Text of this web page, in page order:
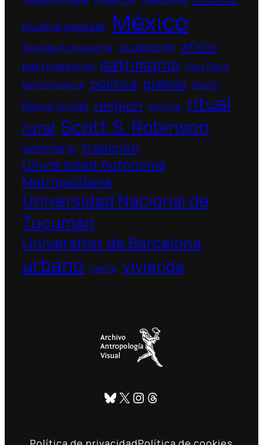
musica popular México
Nicolás Echevarría ocupación oficio
participacion patrimonio Pau Faus
performance política premio Quito
Reino Unido religion revista ritual
rural Scott S. Robinson
seminario tradición
Universidad Autónoma
Metropolitana
Universidad Nacional de
Tucumán
Universitat de Barcelona
urbano venta vivienda
Bluesky
X Instagram
Threads